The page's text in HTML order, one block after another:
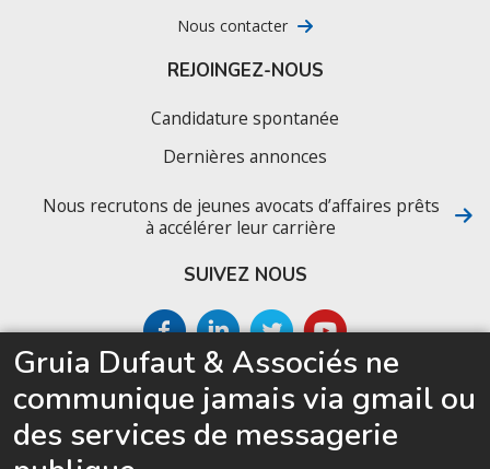
Nous contacter
SITEMAP
REJOINGEZ-NOUS
Candidature spontanée
Dernières annonces
Nous recrutons de jeunes avocats d’affaires prêts
à accélérer leur carrière
SUIVEZ NOUS
Gruia Dufaut & Associés ne
communique jamais via gmail ou
des services de messagerie